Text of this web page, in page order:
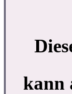
kann